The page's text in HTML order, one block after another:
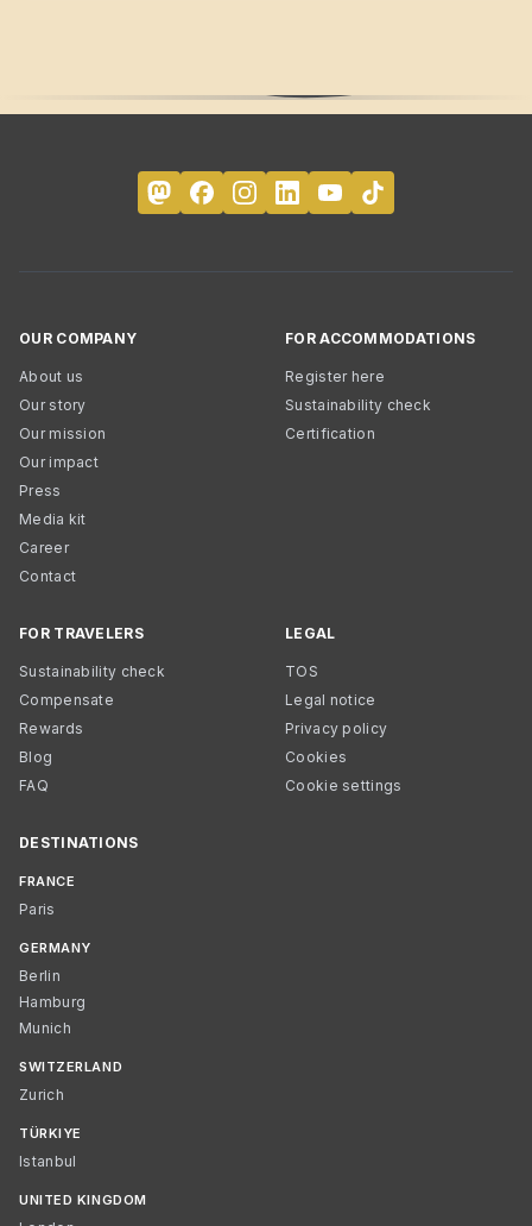
OUR COMPANY
About us
Our story
Our mission
Our impact
Press
Media kit
Career
Contact
FOR ACCOMMODATIONS
Register here
Sustainability check
Certification
FOR TRAVELERS
Sustainability check
Compensate
Rewards
Blog
FAQ
LEGAL
TOS
Legal notice
Privacy policy
Cookies
Cookie settings
DESTINATIONS
FRANCE
Paris
GERMANY
Berlin
Hamburg
Munich
SWITZERLAND
Zurich
TÜRKIYE
Istanbul
UNITED KINGDOM